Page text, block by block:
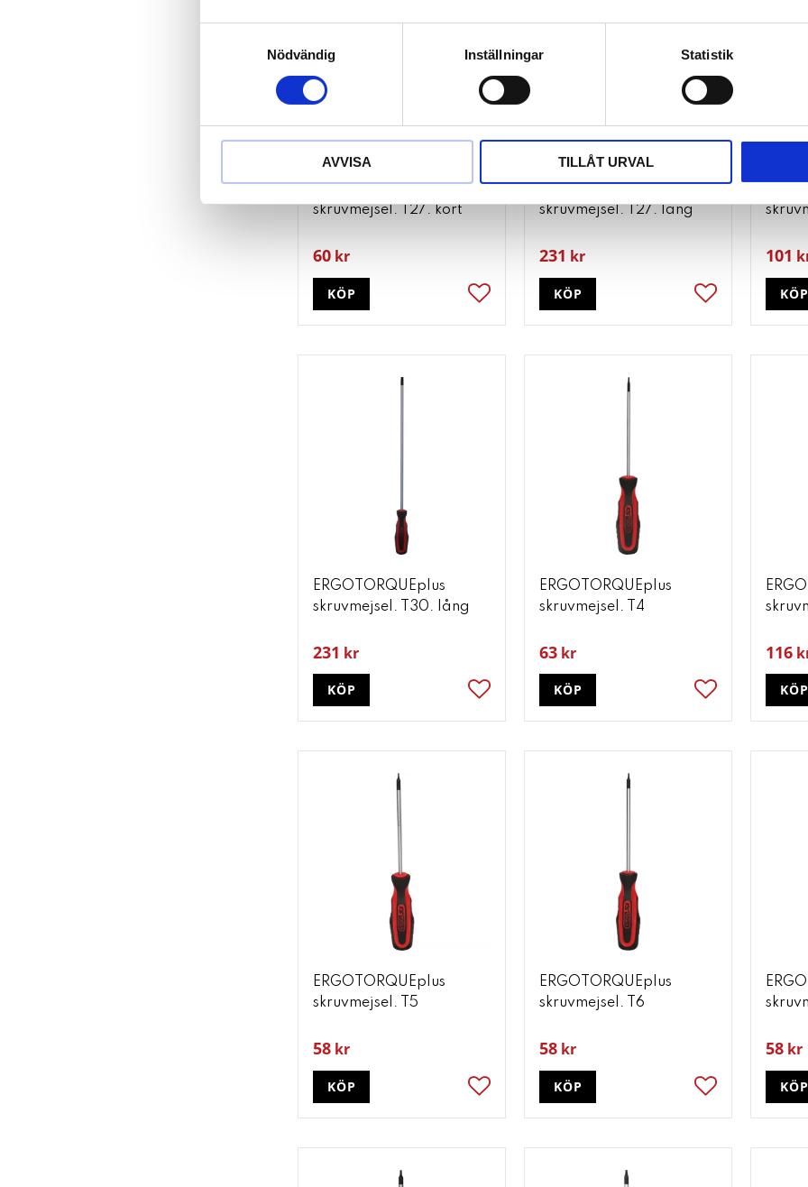
Nödvändig
Inställningar Statistik
AVVISA TILLÅT URVAL
skruvmejsel. T27. kort
60 kr
Lägg till i favoriter
KÖP
skruvmejsel. T27. lång
231 kr
Lägg till i
KÖP
101
KÖP
ERGOTORQUEplus
skruvmejsel. T30. lång
231 kr
Lägg till i favoriter
KÖP
ERGOTORQUEplus
skruvmejsel. T4
63 kr
Lägg till i
KÖP
116
KÖP
ERGOTORQUEplus
skruvmejsel. T5
58 kr
Lägg till i favoriter
KÖP
ERGOTORQUEplus
skruvmejsel. T6
58 kr
Lägg till i
KÖP
58 kr
KÖP